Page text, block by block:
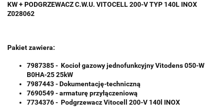
KW + PODGRZEWACZ C.W.U. VITOCELL 200-V TYP 140L INOX
Z028062
Pakiet zawiera:
7987385 - Kocioł gazowy jednofunkcyjny Vitodens 050-W
B0HA-25 25kW
7987443 - Dokumentację-techniczną
7690549 - armaturę przyłączeniową
7734376 - Podgrzewacz Vitocell 200-V 140l INOX